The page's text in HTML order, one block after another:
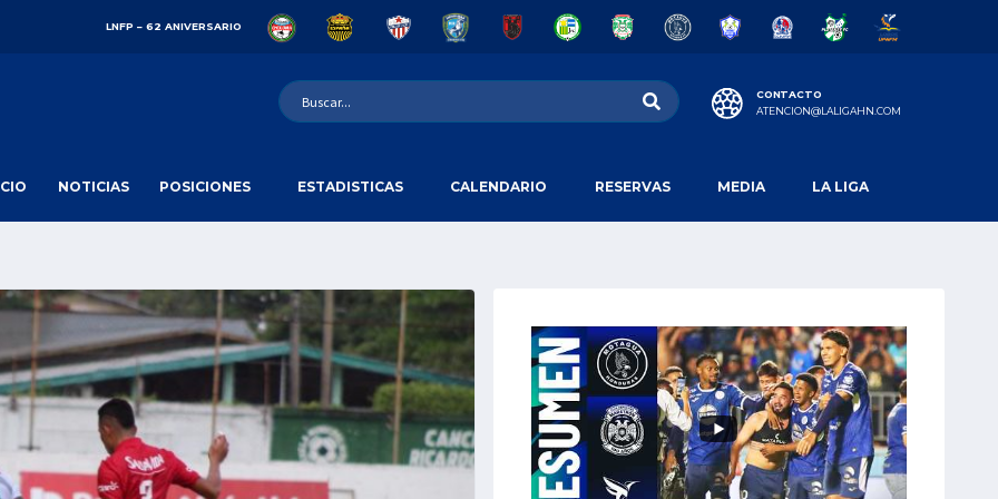
LNFP – 62 ANIVERSARIO
CONTACTO
ATENCION@LALIGAHN.COM
NOTICIAS POSICIONES ESTADISTICAS CALENDARIO RESERVAS MEDIA LA LIGA